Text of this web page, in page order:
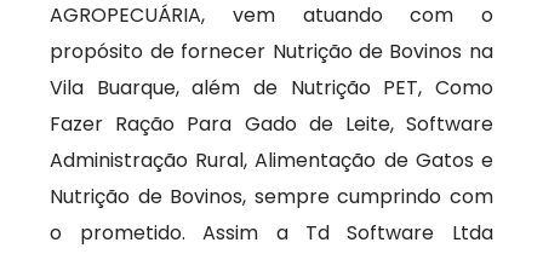
AGROPECUÁRIA, vem atuando com o
propósito de fornecer Nutrição de Bovinos na
Vila Buarque, além de Nutrição PET, Como
Fazer Ração Para Gado de Leite, Software
Administração Rural, Alimentação de Gatos e
Nutrição de Bovinos, sempre cumprindo com
o prometido. Assim a Td Software Ltda